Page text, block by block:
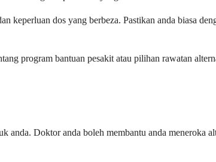
dos yang berbeza. Pastikan anda biasa
program bantuan pesakit atau pilihan rawatan
Doktor anda boleh membantu anda meneroka